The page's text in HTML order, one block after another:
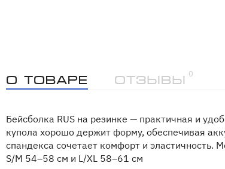
О товаре Отзывы
0
Бейсболка RUS на резинке — практичная и
купола хорошо держит форму, обеспечивая
спандекса сочетает комфорт и эластичность.
S/M 54–58 см и L/XL 58–61 см